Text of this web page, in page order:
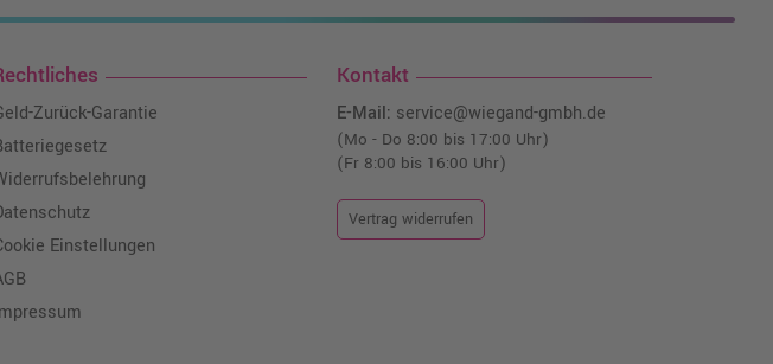
Zurück-Garantie
Einstellungen
Kontakt
E-Mail: service@wiegand-gmbh.de
(Mo - Do 8:00 bis 17:00 Uhr)
(Fr 8:00 bis 16:00 Uhr)
Vertrag widerrufen